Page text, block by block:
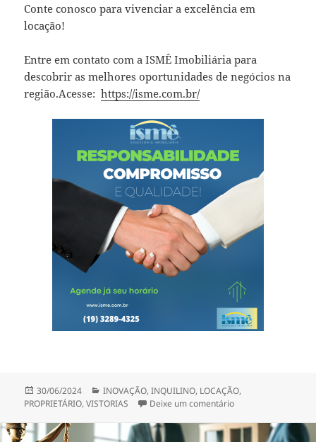
Conte conosco para vivenciar a excelência em
locação!
Entre em contato com a ISMÊ Imobiliária para
descobrir as melhores oportunidades de negócios na
região.Acesse:https://isme.com.br/
Publicado
em
30/06/2024 Categorias
INOVAÇÃO,INQUILINO, LOCAÇÃO,
PROPRIETÁRIO,VISTORIAS Deixe um comentárioem LOCAÇÃO